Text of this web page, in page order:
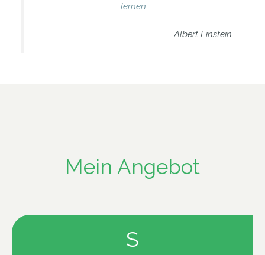
lernen.
Albert Einstein
Mein Angebot
S